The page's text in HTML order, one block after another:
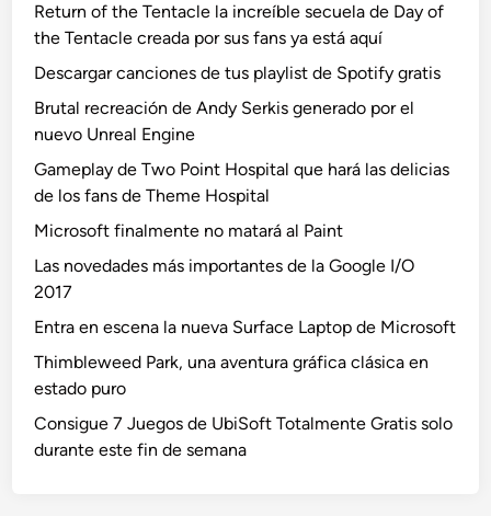
Return of the Tentacle la increíble secuela de Day of
the Tentacle creada por sus fans ya está aquí
Descargar canciones de tus playlist de Spotify gratis
Brutal recreación de Andy Serkis generado por el
nuevo Unreal Engine
Gameplay de Two Point Hospital que hará las delicias
de los fans de Theme Hospital
Microsoft finalmente no matará al Paint
Las novedades más importantes de la Google I/O
2017
Entra en escena la nueva Surface Laptop de Microsoft
Thimbleweed Park, una aventura gráfica clásica en
estado puro
Consigue 7 Juegos de UbiSoft Totalmente Gratis solo
durante este fin de semana